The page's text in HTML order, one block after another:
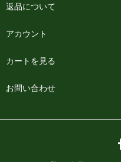
返品について
アカウント
カートを見る
お問い合わせ